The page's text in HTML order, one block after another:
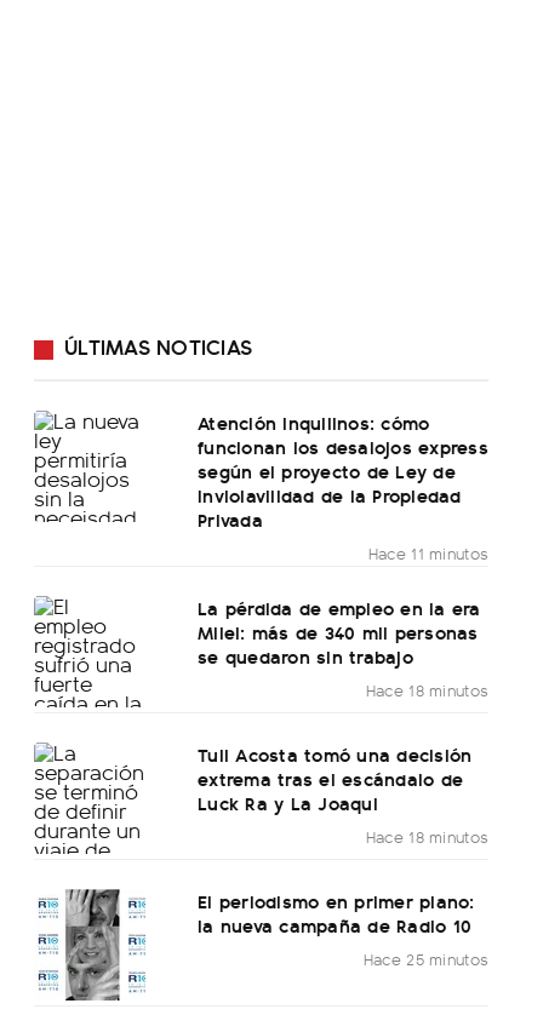
ÚLTIMAS NOTICIAS
Atención inquilinos: cómo
funcionan los desalojos express
según el proyecto de Ley de
Inviolavilidad de la Propiedad
Privada
Hace 11 minutos
La pérdida de empleo en la era
Milei: más de 340 mil personas
se quedaron sin trabajo
Hace 18 minutos
Tuli Acosta tomó una decisión
extrema tras el escándalo de
Luck Ra y La Joaqui
Hace 18 minutos
El periodismo en primer plano:
la nueva campaña de Radio 10
Hace 25 minutos